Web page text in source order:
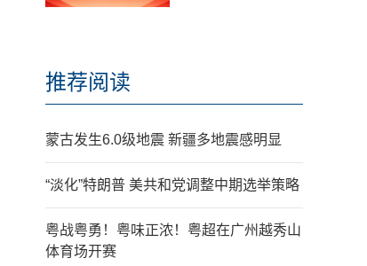
推荐阅读
蒙古发生6.0级地震 新疆多地震感明显
“淡化”特朗普 美共和党调整中期选举策略
粤战粤勇！粤味正浓！粤超在广州越秀山
体育场开赛